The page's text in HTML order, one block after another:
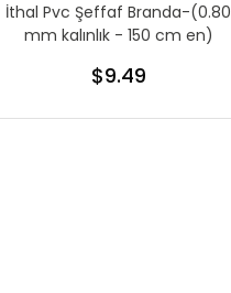
İthal Pvc Şeffaf Branda-(0.80
mm kalınlık - 150 cm en)
$9.49